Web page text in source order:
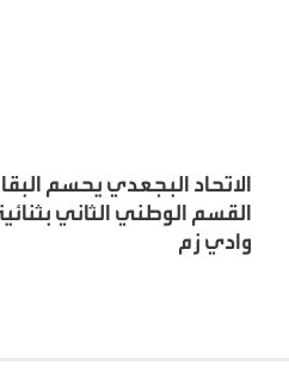
الاتحاد البجعدي يحسم
القسم الوطني الثاني
وادي زم